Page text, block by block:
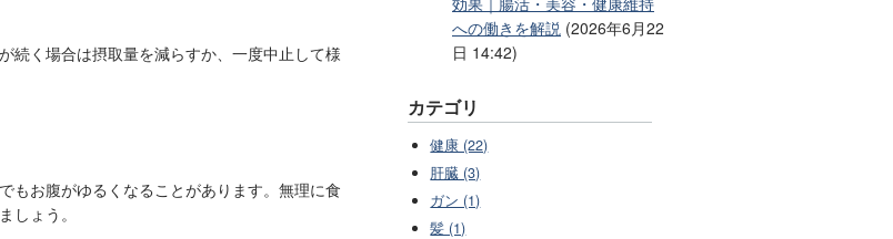
続く場合は摂取量を減らすか、一度中止して様
もお腹がゆるくなることがあります。無理に食
しょう。
への働きを解説 (2026年6月22
日 14:42)
カテゴリ
健康 (22)
肝臓 (3)
ガン (1)
髪 (1)